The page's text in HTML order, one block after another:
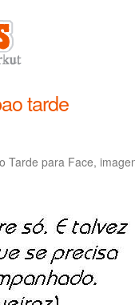
tarde
Tarde para Face,